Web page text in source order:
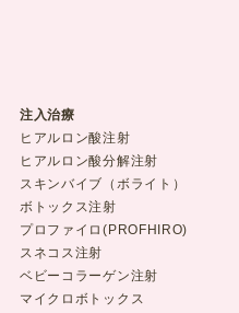
注入治療
ヒアルロン酸注射
ヒアルロン酸分解注射
スキンバイブ（ボライト）
ボトックス注射
プロファイロ(PROFHIRO)
スネコス注射
ベビーコラーゲン注射
マイクロボトックス